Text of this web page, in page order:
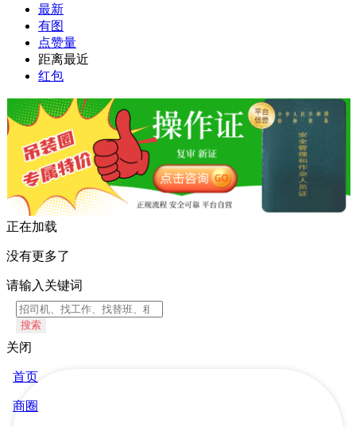
最新
有图
点赞量
距离最近
红包
正在加载
没有更多了
请输入关键词
搜索
关闭
首页
商圈